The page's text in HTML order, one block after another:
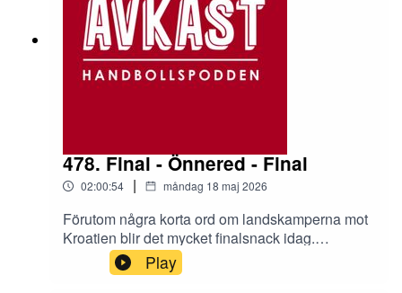
478. Final - Önnered - Final
02:00:54 | måndag 18 maj 2026
Förutom några korta ord om landskamperna mot
Kroatien blir det mycket finalsnack idag.
Damerna snackas upp innan vi tar en "kort"
sväng förbi bullret i Önnered för att sedan landa i
Play